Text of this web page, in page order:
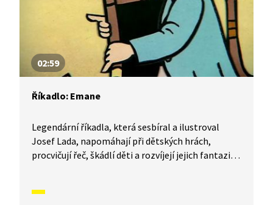
02:59
Říkadlo: Emane
Legendární říkadla, která sesbíral a ilustroval
Josef Lada, napomáhají při dětských hrách,
procvičují řeč, škádlí děti a rozvíjejí jejich fantazii.